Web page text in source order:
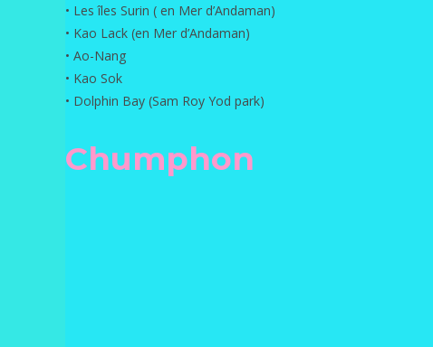
• Les îles Surin ( en Mer d’Andaman)
• Kao Lack (en Mer d’Andaman)
• Ao-Nang
• Kao Sok
• Dolphin Bay (Sam Roy Yod park)
Chumphon